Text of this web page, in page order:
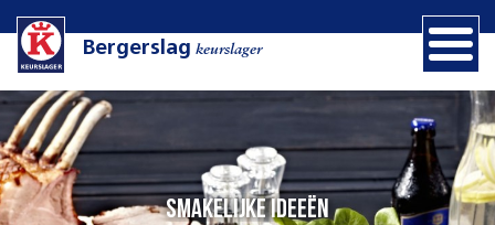
Bergerslag keurslager
Smakelijke ideeën